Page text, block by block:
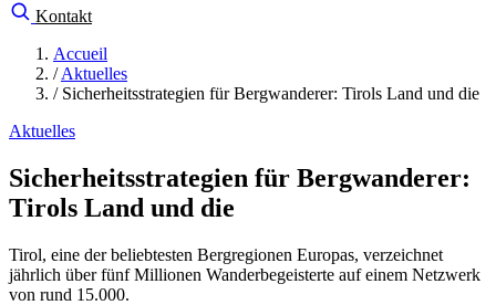
Kontakt
Accueil
/ Aktuelles
/ Sicherheitsstrategien für Bergwanderer: Tirols Land und die
Aktuelles
Sicherheitsstrategien für Bergwanderer:
Tirols Land und die
Tirol, eine der beliebtesten Bergregionen Europas, verzeichnet
jährlich über fünf Millionen Wanderbegeisterte auf einem Netzwerk
von rund 15.000.